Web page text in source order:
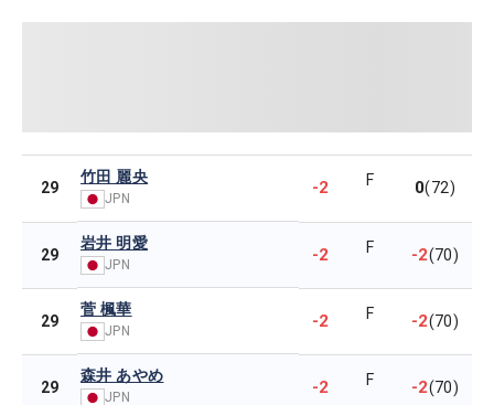
29
竹田 麗央
JPN
-2 F 0(72)
29
岩井 明愛
JPN -2 F -2(70)
29
菅 楓華
JPN -2 F -2(70)
29
森井 あやめ
JPN -2 F -2(70)